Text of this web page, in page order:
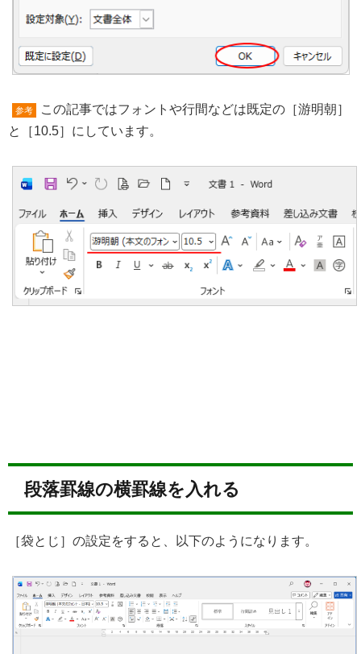
参考
この記事ではフォントや行間などは既定の［游明朝］
と［10.5］にしています。
段落罫線の横罫線を入れる
［袋とじ］の設定をすると、以下のようになります。